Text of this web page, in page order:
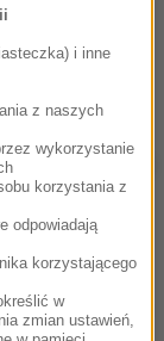
czyli w
powinni
do
szkolnego
przez
rady
się jednak
nauczycieli.
i inne
z naszych
wykorzystanie
korzystania z
odpowiadają
korzystającego
w
zmian ustawień,